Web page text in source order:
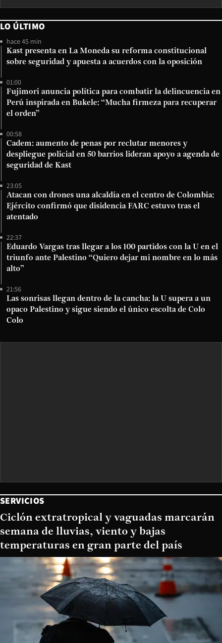
LO ÚLTIMO
hace 45 min
Kast presenta en La Moneda su reforma constitucional
sobre seguridad y apuesta a acuerdos con la oposición
01:00
Fujimori anuncia política para combatir la delincuencia en
Perú inspirada en Bukele: “Mucha firmeza para recuperar
el orden”
00:58
Cadem: aumento de penas por reclutar menores y
despliegue policial en 50 barrios lideran apoyo a agenda de
seguridad de Kast
23:05
Atacan con drones una alcaldía en el centro de Colombia:
Ejército confirmó que disidencia FARC estuvo tras el
atentado
22:37
Eduardo Vargas tras llegar a los 100 partidos con la U en el
triunfo ante Palestino “Quiero dejar mi nombre en lo más
alto”
21:56
Las sonrisas llegan dentro de la cancha: la U supera a un
opaco Palestino y sigue siendo el único escolta de Colo
Colo
SERVICIOS
Ciclón extratropical y vaguadas marcarán
semana de lluvias, viento y bajas
temperaturas en gran parte del país